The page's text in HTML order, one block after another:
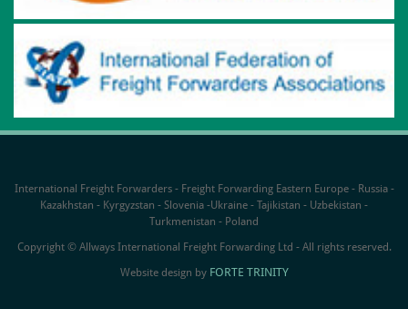
International Freight Forwarders - Freight Forwarding Eastern Europe - Russia -
Kazakhstan - Kyrgyzstan - Slovenia -Ukraine - Tajikistan - Uzbekistan -
Turkmenistan - Poland
Copyright © Allways International Freight Forwarding Ltd - All rights reserved.
Website design by FORTE TRINITY